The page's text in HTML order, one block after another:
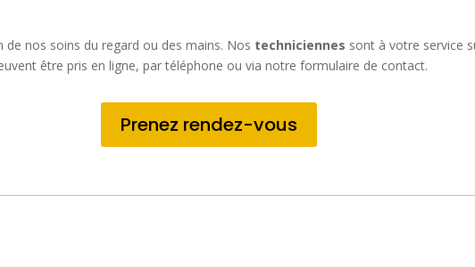
de nos soins du regard ou des mains. Nos techniciennes sont à votre service
être pris en ligne, par téléphone ou via notre formulaire de contact.
Prenez rendez-vous